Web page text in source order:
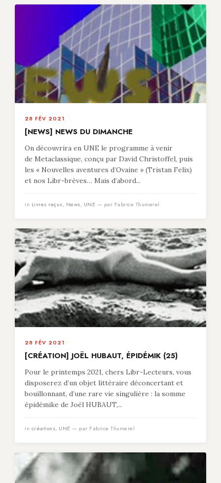
28 FÉV 2021
[NEWS] NEWS DU DIMANCHE
On découvrira en UNE le programme à venir
de Metaclassique, conçu par David Christoffel, puis
les « Nouvelles aventures d’Ovaine » (Tristan Felix)
et nos Libr-brèves… Mais d’abord...
in Livres reçus, News, UNE — par Fabrice Thumerel
28 FÉV 2021
[CRÉATION] JOËL HUBAUT, ÉPIDÉMIK (25)
Pour le printemps 2021, chers Libr-Lecteurs, vous
disposerez d’un objet littéraire déconcertant et
bouillonnant, d’une rare vie singulière : la somme
épidémike de Joël HUBAUT,...
in créations, UNE — par Fabrice Thumerel